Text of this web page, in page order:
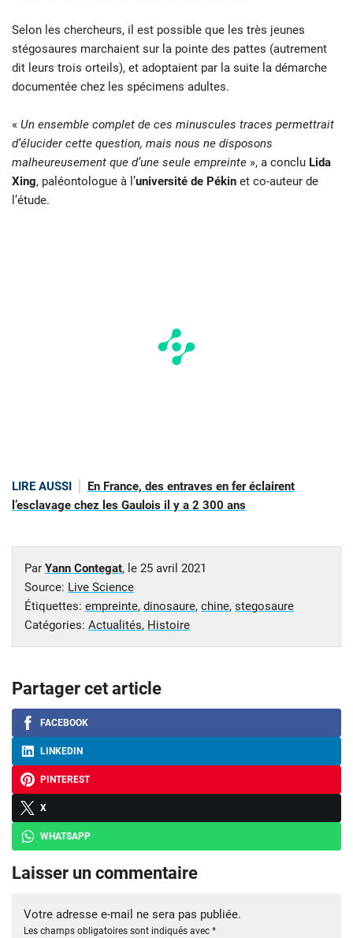
Selon les chercheurs, il est possible que les très jeunes
stégosaures marchaient sur la pointe des pattes (autrement
dit leurs trois orteils), et adoptaient par la suite la démarche
documentée chez les spécimens adultes.
« Un ensemble complet de ces minuscules traces permettrait
d’élucider cette question, mais nous ne disposons
malheureusement que d’une seule empreinte », a conclu Lida
Xing, paléontologue à l’université de Pékin et co-auteur de
l’étude.
LIRE AUSSI
En France, des entraves en fer éclairent
l’esclavage chez les Gaulois il y a 2 300 ans
Par Yann Contegat, le 25 avril 2021
Source: Live Science
Étiquettes: empreinte, dinosaure, chine, stegosaure
Catégories: Actualités, Histoire
Partager cet article
FACEBOOK
LINKEDIN
PINTEREST
X
WHATSAPP
Laisser un commentaire
Votre adresse e-mail ne sera pas publiée.
Les champs obligatoires sont indiqués avec *